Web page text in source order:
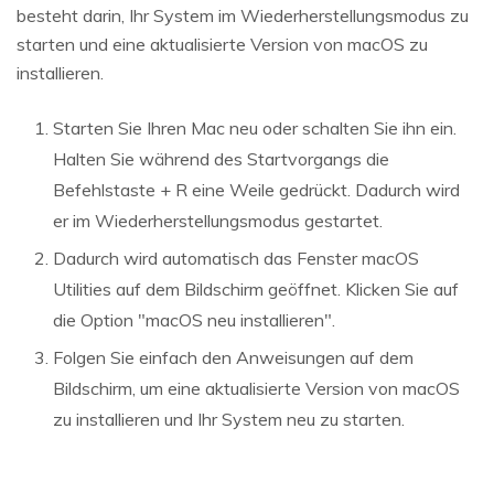
besteht darin, Ihr System im Wiederherstellungsmodus zu
starten und eine aktualisierte Version von macOS zu
installieren.
Starten Sie Ihren Mac neu oder schalten Sie ihn ein.
Halten Sie während des Startvorgangs die
Befehlstaste + R eine Weile gedrückt. Dadurch wird
er im Wiederherstellungsmodus gestartet.
Dadurch wird automatisch das Fenster macOS
Utilities auf dem Bildschirm geöffnet. Klicken Sie auf
die Option "macOS neu installieren".
Folgen Sie einfach den Anweisungen auf dem
Bildschirm, um eine aktualisierte Version von macOS
zu installieren und Ihr System neu zu starten.